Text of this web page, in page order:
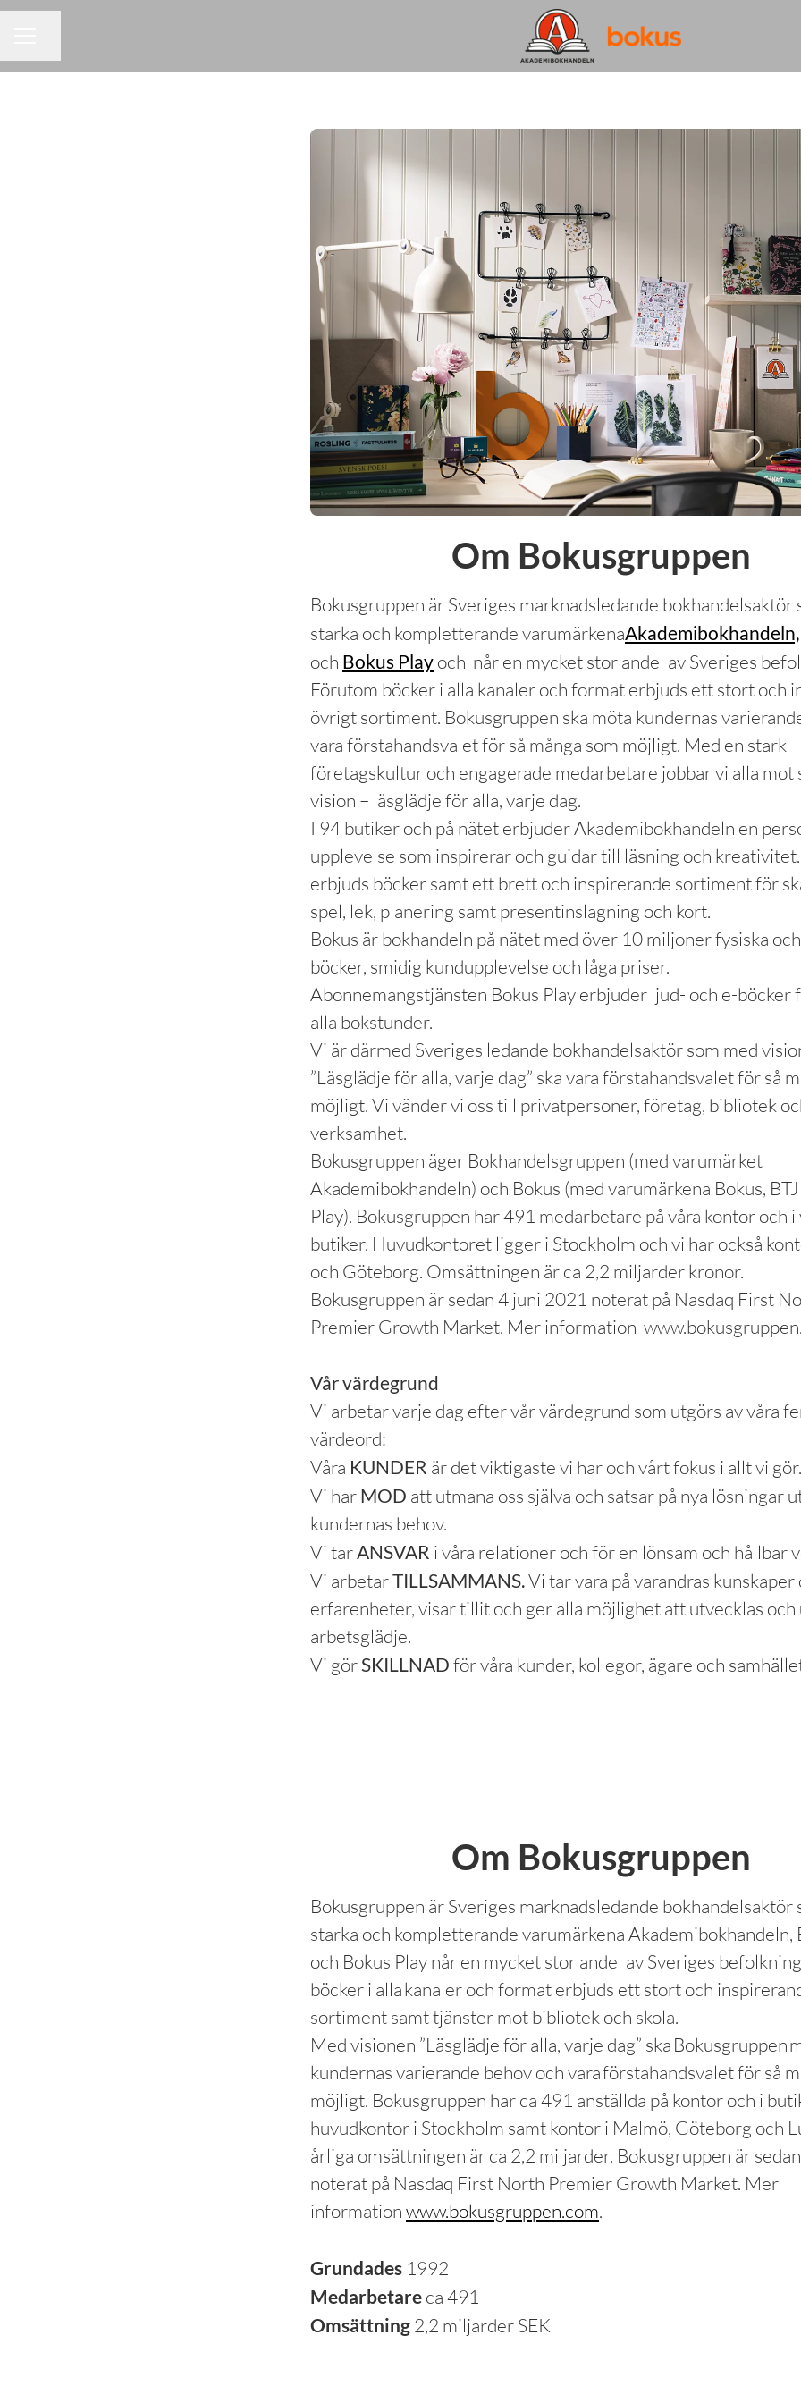
Om Bokusgruppen
Bokusgruppen är Sveriges marknadsledande bokhandelsaktör
starka och kompletterande varumärkenaAkademibokhandeln,
och Bokus Play och når en mycket stor andel av Sveriges
Förutom böcker i alla kanaler och format erbjuds ett stort och
övrigt sortiment. Bokusgruppen ska möta kundernas
vara förstahandsvalet för så många som möjligt. Med en stark
företagskultur och engagerade medarbetare jobbar vi alla mot
vision – läsglädje för alla, varje dag.
I 94 butiker och på nätet erbjuder Akademibokhandeln en
upplevelse som inspirerar och guidar till läsning och
erbjuds böcker samt ett brett och inspirerande sortiment för
spel, lek, planering samt presentinslagning och kort.
Bokus är bokhandeln på nätet med över 10 miljoner fysiska
böcker, smidig kundupplevelse och låga priser.
Abonnemangstjänsten Bokus Play erbjuder ljud- och e-böcker
alla bokstunder.
Vi är därmed Sveriges ledande bokhandelsaktör som med
”Läsglädje för alla, varje dag” ska vara förstahandsvalet för så
möjligt. Vi vänder vi oss till privatpersoner, företag, bibliotek
verksamhet.
Bokusgruppen äger Bokhandelsgruppen (med varumärket
Akademibokhandeln) och Bokus (med varumärkena Bokus,
Play). Bokusgruppen har 491 medarbetare på våra kontor och i
butiker. Huvudkontoret ligger i Stockholm och vi har också
och Göteborg. Omsättningen är ca 2,2 miljarder kronor.
Bokusgruppen är sedan 4 juni 2021 noterat på Nasdaq First
Premier Growth Market. Mer information
Vår värdegrund
Vi arbetar varje dag efter vår värdegrund som utgörs av våra
värdeord:
Våra KUNDER är det viktigaste vi har och vårt fokus i allt vi gör.
Vi har MOD att utmana oss själva och satsar på nya lösningar
kundernas behov.
Vi tarANSVAR i våra relationer och för en lönsam och hållbar
Vi arbetarTILLSAMMANS.Vi tar vara på varandras kunskaper
erfarenheter, visar tillit och ger alla möjlighet att utvecklas och
arbetsglädje.
Vi görSKILLNAD för våra kunder, kollegor, ägare och
Om Bokusgruppen
Bokusgruppen är Sveriges marknadsledande bokhandelsaktör
starka och kompletterande varumärkena Akademi­bokhandeln,
och Bokus Play når en mycket stor andel av Sveriges
böcker i alla kanaler och format erbjuds ett stort och
sortiment samt tjänster mot bibliotek och skola.
Med visionen ”Läsglädje för alla, varje dag” ska Bokusgruppen
kundernas varierande behov och vara förstahandsvalet för så
möjligt. Bokusgruppen har ca 491 anställda på kontor och i
huvudkontor i Stockholm samt kontor i Malmö, Göteborg och
årliga omsättningen är ca 2,2 miljarder. Bokusgruppen är
noterat på Nasdaq First North Premier Growth Market. Mer
informationwww.bokusgruppen.com.
Grundades 1992
Medarbetare ca 491
Omsättning 2,2 miljarder SEK